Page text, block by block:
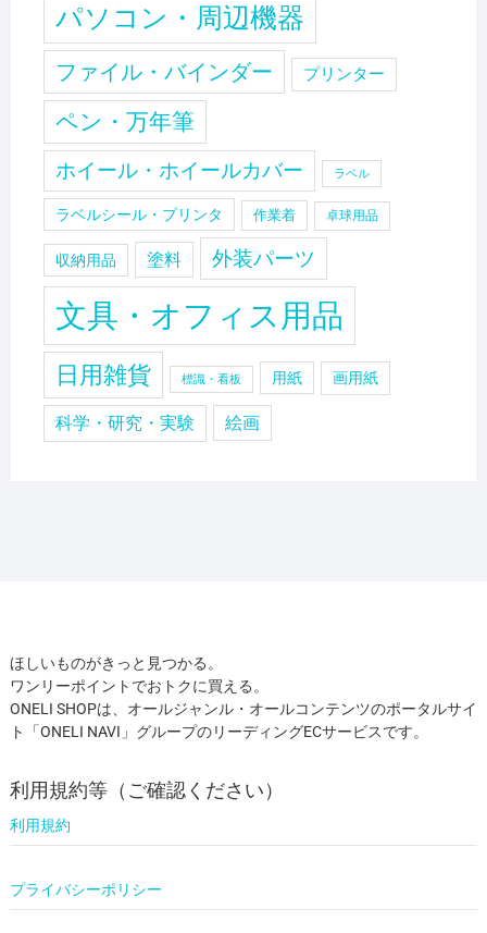
パソコン・周辺機器
ファイル・バインダー プリンター
ペン・万年筆
ホイール・ホイールカバー ラベル
ラベルシール・プリンタ 作業着 卓球用品
収納用品 塗料 外装パーツ
文具・オフィス用品
日用雑貨 標識・看板 用紙 画用紙
科学・研究・実験 絵画
ほしいものがきっと見つかる。
ワンリーポイントでおトクに買える。
ONELI SHOPは、オールジャンル・オールコンテンツのポータルサイ
ト「ONELI NAVI」グループのリーディングECサービスです。
利用規約等（ご確認ください）
利用規約
プライバシーポリシー